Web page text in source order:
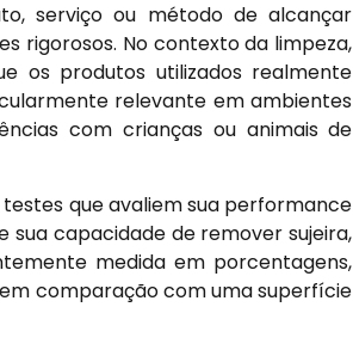
serviço ou método de alcançar
rigorosos. No contexto da limpeza,
os produtos utilizados realmente
relevante em ambientes
com crianças ou animais de
que avaliem sua performance
sua capacidade de remover sujeira,
medida em porcentagens,
comparação com uma superfície